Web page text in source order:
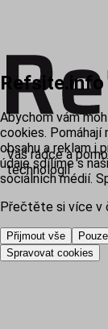
Váš rádce a
technologií
Abychom vám
cookies. Pomáhají
obsahu a reklam i
údaje sdílíme s
sociálních médií.
Přečtěte si více v
Přijmout vše
Spravovat cookies